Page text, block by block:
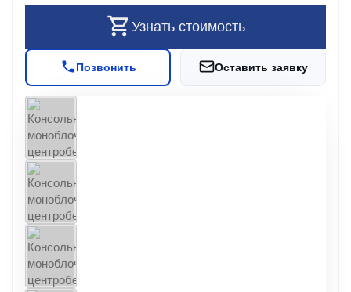
Узнать стоимость
Позвонить Оставить заявку